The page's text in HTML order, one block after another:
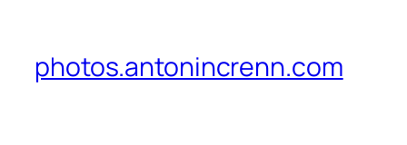
photos.antonincrenn.com